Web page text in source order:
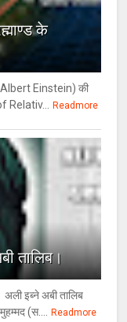
के
(Albert Einstein) की
Relativ...
Readmore
तालिब।
इब्ने अबी तालिब
(स....
Readmore